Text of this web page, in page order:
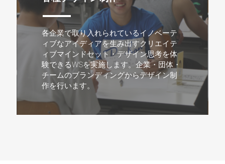
各企業で取り入れられているイノベーテ
ィブなアイディアを生み出すクリエイテ
ィブマインドセット・デザイン思考を体
験できるWSを実施します。企業・団体・
チームのブランディングからデザイン制
作を行います。